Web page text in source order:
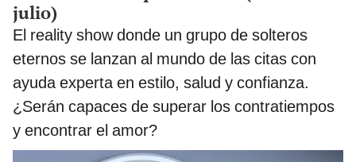
julio)
El reality show donde un grupo de solteros
eternos se lanzan al mundo de las citas con
ayuda experta en estilo, salud y confianza.
¿Serán capaces de superar los contratiempos
y encontrar el amor?